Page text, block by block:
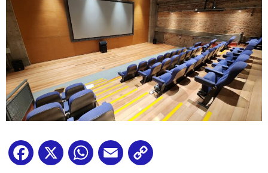
Facebook
X WhatsApp
Email